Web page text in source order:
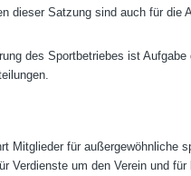
dieser Satzung sind auch für die
des Sportbetriebes ist Aufgabe
Mitglieder für außergewöhnliche
Verdienste um den Verein und für